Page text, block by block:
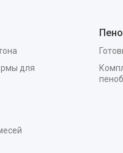
для